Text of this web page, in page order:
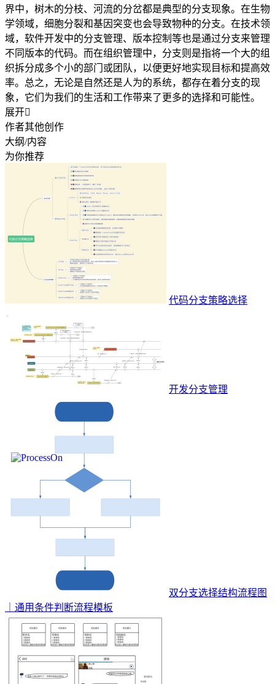
界中，树木的分枝、河流的分岔都是典型的分支现象。在生物
学领域，细胞分裂和基因突变也会导致物种的分支。在技术领
域，软件开发中的分支管理、版本控制等也是通过分支来管理
不同版本的代码。而在组织管理中，分支则是指将一个大的组
织拆分成多个小的部门或团队，以便更好地实现目标和提高效
率。总之，无论是自然还是人为的系统，都存在着分支的现
象，它们为我们的生活和工作带来了更多的选择和可能性。
展开
作者其他创作
大纲/内容
为你推荐
代码分支策略选择
开发分支管理
双分支选择结构流程图
｜通用条件判断流程模板